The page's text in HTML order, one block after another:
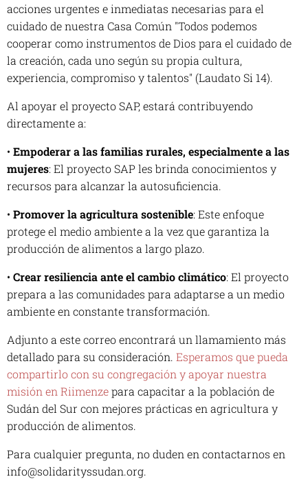
acciones urgentes e inmediatas necesarias para el
cuidado de nuestra Casa Común "Todos podemos
cooperar como instrumentos de Dios para el cuidado de
la creación, cada uno según su propia cultura,
experiencia, compromiso y talentos" (Laudato Si 14).
Al apoyar el proyecto SAP, estará contribuyendo
directamente a:
• Empoderar a las familias rurales, especialmente a las
mujeres: El proyecto SAP les brinda conocimientos y
recursos para alcanzar la autosuficiencia.
• Promover la agricultura sostenible: Este enfoque
protege el medio ambiente a la vez que garantiza la
producción de alimentos a largo plazo.
• Crear resiliencia ante el cambio climático: El proyecto
prepara a las comunidades para adaptarse a un medio
ambiente en constante transformación.
Adjunto a este correo encontrará un llamamiento más
detallado para su consideración. Esperamos que pueda
compartirlo con su congregación y apoyar nuestra
misión en Riimenzepara capacitar a la población de
Sudán del Sur con mejores prácticas en agricultura y
producción de alimentos.
Para cualquier pregunta, no duden en contactarnos en
info@solidarityssudan.org.